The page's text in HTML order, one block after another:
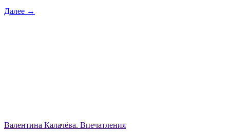
Далее →
Валентина Калачёва. Впечатления